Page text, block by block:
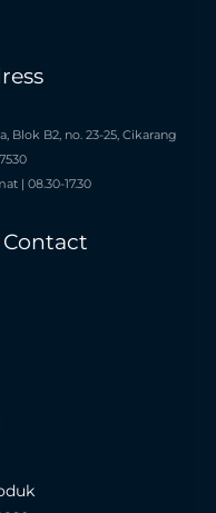
Blok B2, no. 23-25, Cikarang
| 08.30-17.30
Contact